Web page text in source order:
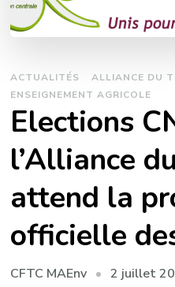
ACTUALITÉS ALLIANCE DU
ENSEIGNEMENT AGRICOLE
Elections
l’Alliance
attend la
officielle
CFTC MAEnv 2 juillet